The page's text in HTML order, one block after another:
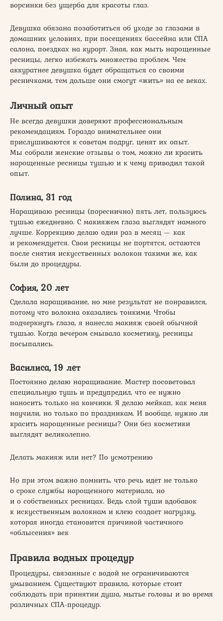
ворсинки без ущерба для красоты глаз.
Девушка обязана позаботиться об уходе за глазами в
домашних условиях, при посещениях бассейна или СПА
салона, поездках на курорт. Зная, как мыть нарощенные
ресницы, легко избежать множества проблем. Чем
аккуратнее девушка будет обращаться со своими
ресничками, тем дольше они смогут «жить» на ее веках.
Личный опыт
Не всегда девушки доверяют профессиональным
рекомендациям. Гораздо внимательнее они
прислушиваются к советам подруг, ценят их опыт.
Мы собрали женские отзывы о том, можно ли красить
нарощенные ресницы тушью и к чему приводил такой
опыт.
Полина, 31 год
Наращиваю ресницы (пореснично) пять лет, пользуюсь
тушью ежедневно. С макияжем глаза выглядят намного
лучше. Коррекцию делаю один раз в месяц — как
и рекомендуется. Свои ресницы не портятся, остаются
после снятия искусственных волокон такими же, как
были до процедуры.
София, 20 лет
Сделала наращивание, но мне результат не понравился,
потому что волокна оказались тонкими. Чтобы
подчеркнуть глаза, я нанесла макияж своей обычной
тушью. Когда вечером смывала косметику, ресницы
посыпались.
Василиса, 19 лет
Постоянно делаю наращивание. Мастер посоветовал
специальную тушь и предупредил, что ее нужно
наносить только на кончики. Я делаю мейкап, как меня
научили, но только по праздникам. И вообще, нужно ли
красить нарощенные ресницы? Они без косметики
выглядят великолепно.
Делать макияж или нет? По усмотрению
Но при этом важно помнить, что речь идет не только
о сроке службы нарощенного материала, но
и о собственных ресницах. Ведь слой туши вдобавок
к искусственным волокнам и клею создает нагрузку,
которая иногда становится причиной частичного
«облысения» век
Правила водных процедур
Процедуры, связанные с водой не ограничиваются
умыванием. Существуют правила, которые стоит
соблюдать при принятии душа, мытье головы и во время
различных СПА-процедур.